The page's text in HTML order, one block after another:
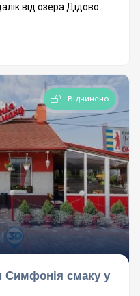
від озера Дідово
Відчинено
Симфонія смаку у